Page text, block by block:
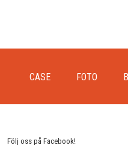
CASE FOTO
Följ oss på Facebook!